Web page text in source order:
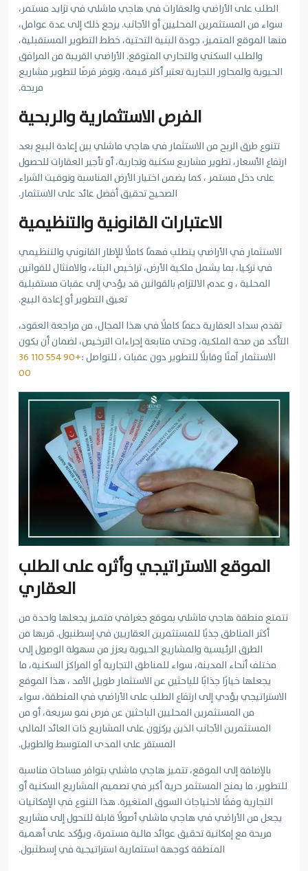
الطلب على الأراضي والعقارات في هاجي ماشلي في تزايد مستمر،
سواء من المستثمرين المحليين أو الأجانب. يرجع ذلك إلى عدة عوامل،
منها الموقع المتميز، جودة البنية التحتية، خطط التطوير المستقبلية،
والطلب السكني والتجاري المتوقع. الأراضي القريبة من المرافق
الحيوية والمحاور التجارية تعتبر أكثر قيمة، وتوفر فرصًا لتطوير مشاريع
مربحة.
الفرص الاستثمارية والربحية
تتنوع طرق الربح من الاستثمار في هاجي ماشلي بين إعادة البيع بعد
ارتفاع الأسعار، تطوير مشاريع سكنية وتجارية، أو تأجير العقارات للحصول
على دخل مستمر ، كما يضمن اختيار الأرض المناسبة وتوقيت الشراء
الصحيح تحقيق أفضل عائد على الاستثمار.
الاعتبارات القانونية والتنظيمية
الاستثمار في الأراضي يتطلب فهمًا كاملًا للإطار القانوني والتنظيمي
في تركيا، بما يشمل ملكية الأرض، تراخيص البناء، والامتثال للقوانين
المحلية ، و عدم الالتزام بالقوانين قد يؤدي إلى عقبات مستقبلية
تعيق التطوير أو إعادة البيع.
تقدم سداد العقارية دعمًا كاملًا في هذا المجال، من مراجعة العقود،
التأكد من صحة الملكية، وحتى متابعة إجراءات الترخيص، لضمان أن يكون
الاستثمار آمنًا وقابلًا للتطوير دون عقبات ، للتواصل :
+90 554 110 36
00
الموقع الاستراتيجي وأثره على الطلب
العقاري
تتمتع منطقة هاجي ماشلي بموقع جغرافي متميز يجعلها واحدة من
أكثر المناطق جذبًا للمستثمرين العقاريين في إسطنبول. قربها من
الطرق الرئيسية والمشاريع الحيوية يعزز من سهولة الوصول إلى
مختلف أنحاء المدينة، سواء للمناطق التجارية أو المراكز السكنية، ما
يجعلها خيارًا جذابًا للباحثين عن الاستثمار طويل الأمد ، هذا الموقع
الاستراتيجي يؤدي إلى ارتفاع الطلب على الأراضي في المنطقة، سواء
من المستثمرين المحليين الباحثين عن فرص نمو سريعة، أو من
المستثمرين الأجانب الذين يركزون على المشاريع ذات العائد المالي
المستقر على المدى المتوسط والطويل.
بالإضافة إلى الموقع، تتميز هاجي ماشلي بتوافر مساحات مناسبة
للتطوير، ما يمنح المستثمر حرية أكبر في تصميم المشاريع السكنية أو
التجارية وفقًا لاحتياجات السوق المتغيرة. هذا التنوع في الإمكانيات
يجعل من الأراضي في هاجي ماشلي أصولًا قابلة للتحول إلى مشاريع
مربحة مع إمكانية تحقيق عوائد مالية مستمرة، ويؤكد على أهمية
المنطقة كوجهة استثمارية استراتيجية في إسطنبول.